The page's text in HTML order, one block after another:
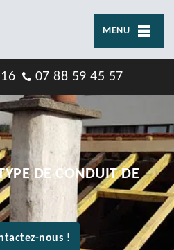
MENU
07 88 59 45 57
DE CONDUIT DE
nous !